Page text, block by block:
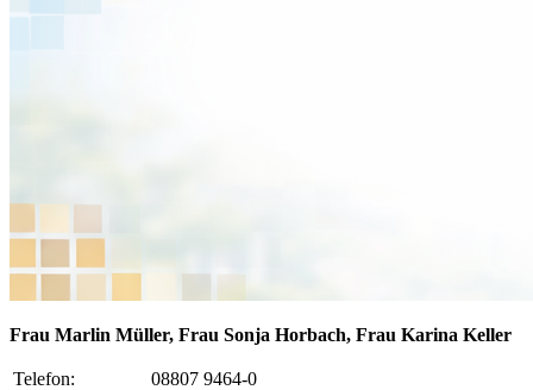
Frau Marlin Müller, Frau Sonja Horbach, Frau Karina Keller
Telefon:
08807 9464-0